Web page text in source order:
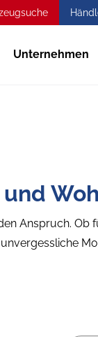
Unternehmen
Anspruch. Ob